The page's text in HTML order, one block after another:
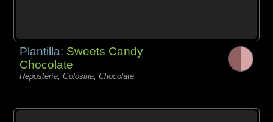
Plantilla: Sweets Candy
Chocolate
Repostería, Golosina, Chocolate,